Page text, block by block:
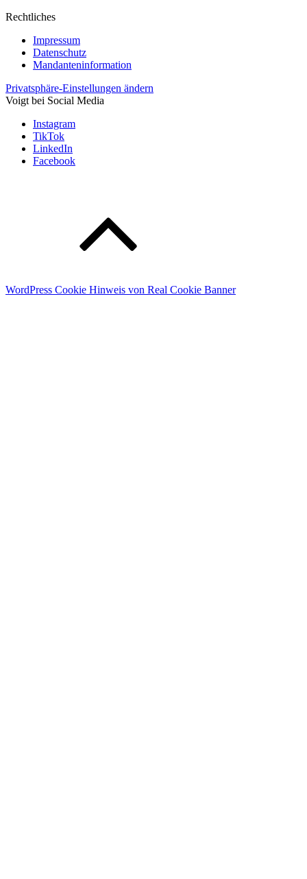
Rechtliches
Impressum
Datenschutz
Mandanteninformation
Privatsphäre-Einstellungen ändern
Voigt bei Social Media
Instagram
TikTok
LinkedIn
Facebook
WordPress Cookie Hinweis von Real Cookie Banner